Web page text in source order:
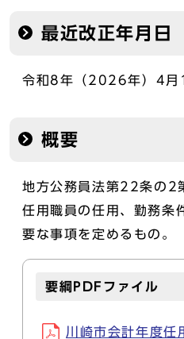
最近改正年月日
令和8年（2026年）4月
概要
地方公務員法第22条の2
任用職員の任用、勤務条
要な事項を定めるもの。
要綱PDFファイル
川崎市会計年度任